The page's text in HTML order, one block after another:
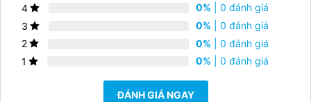
nghiệm trực tiếp máy hút ẩm BW402. Đặt mua ngay để duy trì
không khí khô ráo, trong lành, bảo vệ sức khỏe và tăng tuổi thọ
cho đồ dùng trong gia đình, văn phòng …
4
0% | 0 đánh giá
3
0% | 0 đánh giá
2
0% | 0 đánh giá
1
0% | 0 đánh giá
ĐÁNH GIÁ NGAY